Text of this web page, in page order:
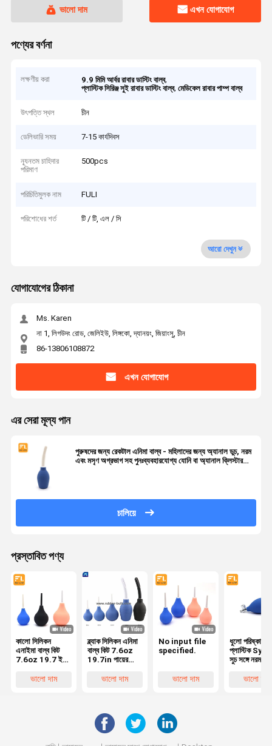
ভালো দাম এখন যোগাযোগ
পণ্যের বর্ণনা
লক্ষণীয় করা 9.9 মিমি আর্বর রাবার ডাস্টিং বাল্ব,
প্লাস্টিক সিরিঞ্জ সুই রাবার ডাস্টিং বাল্ব,মেডিকেল রাবার পাম্প বাল্ব
উৎপত্তি স্থল চীন
ডেলিভারি সময় 7-15 কার্যদিবস
ন্যূনতম চাহিদার
পরিমাণ
500pcs
পরিচিতিমুলক নাম FULI
পরিশোধের শর্ত টি / টি, এল / সি
আরো দেখুন
যোগাযোগের ঠিকানা
Ms. Karen
না 1, লিগউদং রোড, জেলিইউ, লিঙ্গকো, দ্যানয়ং, জিয়াংসু, চীন
86-13806108872
এখন যোগাযোগ
এর সেরা মূল্য পান
পুরুষদের জন্য রেকটাল এনিমা বাল্ব - মহিলাদের জন্য অ্যানাল ডুচ, নরম
এবং মসৃণ অগ্রভাগ সহ পুনঃব্যবহারযোগ্য যোনি বা অ্যানাল ক্লিস্টার
চালিয়ে
প্রস্তাবিত পণ্য
কালো সিলিকন
এনাইমা বাল্ব কিট
7.6oz 19.7 ইঞ্চি
মোজাবিশেষ
ভালো দাম
ব্ল্যাক সিলিকন এনিমা
বাল্ব কিট 7.6oz
19.7in পায়ের
4 প্রতিস্থাপন
পরিষ্কার পায়ুপথ
ভালো দাম
No input file
specified.
ভালো দাম
ধুলো
প্লাস্টিক
সুচ সঙ্গে নরম
ভালো দাম